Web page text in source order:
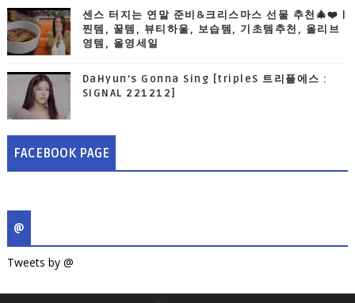
센스 터지는 연말 준비&크리스마스 선물 추천🎄❤️ |
찐템, 꿀템, 뷰티하울, 보습템, 기초템추천, 올리브
영템, 올영세일
DaHyun’s Gonna Sing [tripleS 트리플에스 :
SIGNAL 221212]
FACEBOOK PAGE
@
Tweets by @